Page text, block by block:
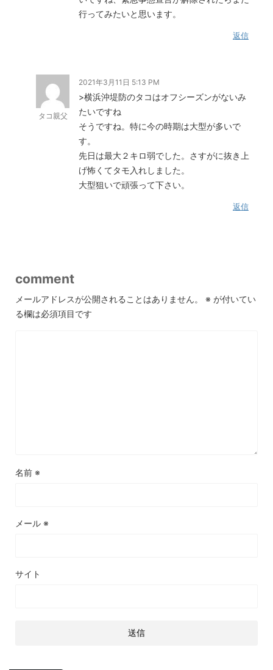
行ってみたいと思います。
返信
タコ親父
2021年3月11日 5:13 PM
>横浜沖堤防のタコはオフシーズンがないみ
たいですね
そうですね。特に今の時期は大型が多いで
す。
先日は最大２キロ弱でした。さすがに抜き上
げ怖くてタモ入れしました。
大型狙いで頑張って下さい。
返信
comment
メールアドレスが公開されることはありません。 ※ が付いてい
る欄は必須項目です
名前 ※
メール ※
サイト